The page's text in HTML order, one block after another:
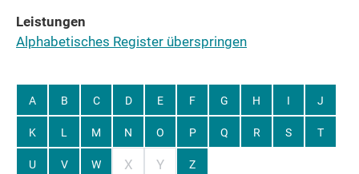
Leistungen
Alphabetisches Register überspringen
A B C D E F G H I J
K L M N O P Q R S T
U V W X Y Z